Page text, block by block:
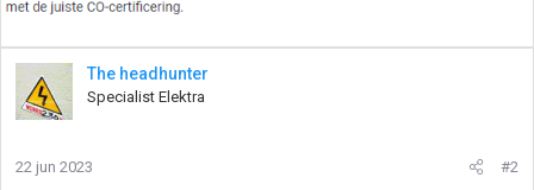
The headhunter
Specialist Elektra
22 jun 2023 #2